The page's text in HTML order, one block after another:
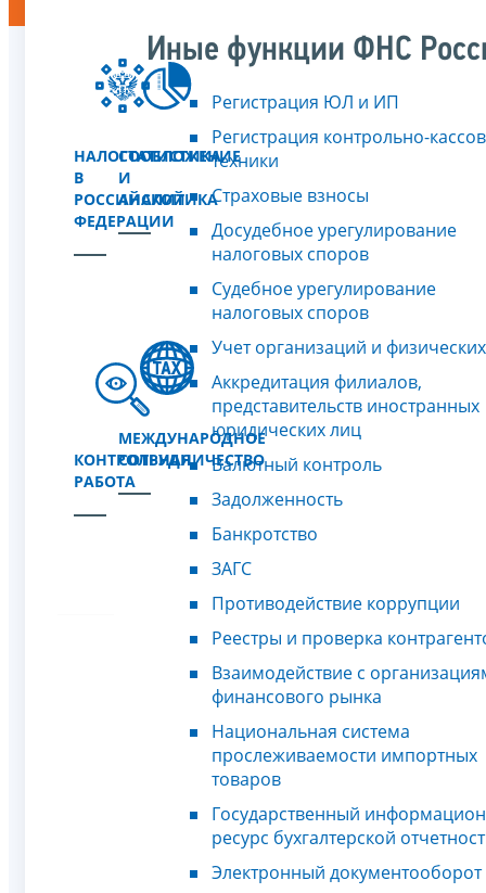
НАЛОГООБЛОЖЕНИЕ
В
РОССИЙСКОЙ
ФЕДЕРАЦИИ
КОНТРОЛЬНАЯ
РАБОТА
СТАТИСТИКА
И
АНАЛИТИКА
МЕЖДУНАРОДНОЕ
СОТРУДНИЧЕСТВО
Иные функции ФНС
Регистрация ЮЛ и ИП
Регистрация контрольно-
техники
Страховые взносы
Досудебное урегулирование
налоговых споров
Судебное урегулирование
налоговых споров
Учет организаций и
Аккредитация филиалов,
представительств иностранных
юридических лиц
Валютный контроль
Задолженность
Банкротство
ЗАГС
Противодействие коррупции
Реестры и проверка
Взаимодействие с
финансового рынка
Национальная система
прослеживаемости импортных
товаров
Государственный
ресурс бухгалтерской
Электронный документооборот